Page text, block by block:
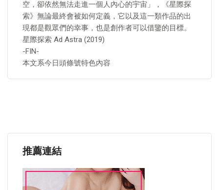
空，卻依然無法走進一個人內心的宇宙」，《星際探
索》無論最終會被如何定義，它以及這一類作品的出
現都是觀眾們的幸事，也是創作者可以借鑒的目標。
星際探索 Ad Astra (2019)
-FIN-
本文系今日頭條號特色內容
推薦連結